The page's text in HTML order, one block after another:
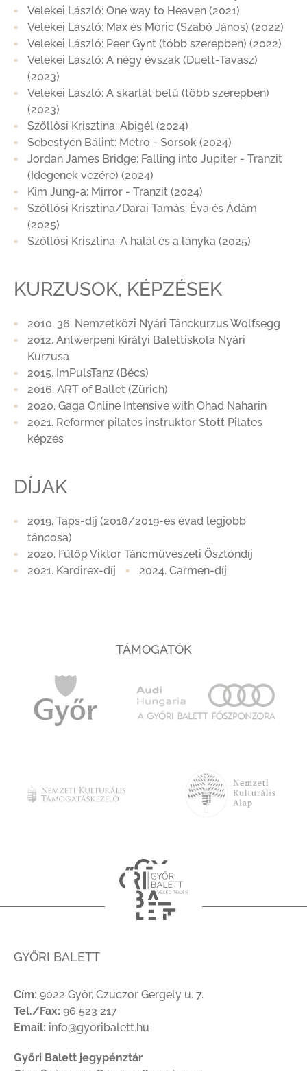
Velekei László: One way to Heaven (2021)
Velekei László: Max és Móric (Szabó János) (2022)
Velekei László: Peer Gynt (több szerepben) (2022)
Velekei László: A négy évszak (Duett-Tavasz)
(2023)
Velekei László: A skarlát betű (több szerepben)
(2023)
Szőllősi Krisztina: Abigél (2024)
Sebestyén Bálint: Metro - Sorsok (2024)
Jordan James Bridge: Falling into Jupiter - Tranzit
(Idegenek vezére) (2024)
Kim Jung-a: Mirror - Tranzit (2024)
Szőllősi Krisztina/Darai Tamás: Éva és Ádám
(2025)
Szőllősi Krisztina: A halál és a lányka (2025)
KURZUSOK, KÉPZÉSEK
2010. 36. Nemzetközi Nyári Tánckurzus Wolfsegg
2012. Antwerpeni Királyi Balettiskola Nyári
Kurzusa
2015. ImPulsTanz (Bécs)
2016. ART of Ballet (Zürich)
2020. Gaga Online Intensive with Ohad Naharin
2021. Reformer pilates instruktor Stott Pilates
képzés
DÍJAK
2019. Taps-díj (2018/2019-es évad legjobb
táncosa)
2020. Fülöp Viktor Táncművészeti Ösztöndíj
2021. Kardirex-díj
2024. Carmen-díj
TÁMOGATÓK
GYŐRI BALETT
Cím: 9022 Győr, Czuczor Gergely u. 7.
Tel./Fax: 96 523 217
Email: info@gyoribalett.hu
Győri Balett jegypénztár